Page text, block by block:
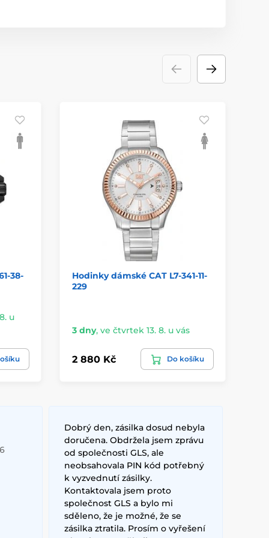
38-
u
Hodinky dámské CAT L7-341-11-
229
3 dny, ve čtvrtek 13. 8. u vás
2 880 Kč Do košíku
Dobrý den, zásilka dosud nebyla
doručena. Obdržela jsem zprávu
od společnosti GLS, ale
neobsahovala PIN kód potřebný
k vyzvednutí zásilky.
Kontaktovala jsem proto
společnost GLS a bylo mi
sděleno, že je možné, že se
zásilka ztratila. Prosím o vyřešení